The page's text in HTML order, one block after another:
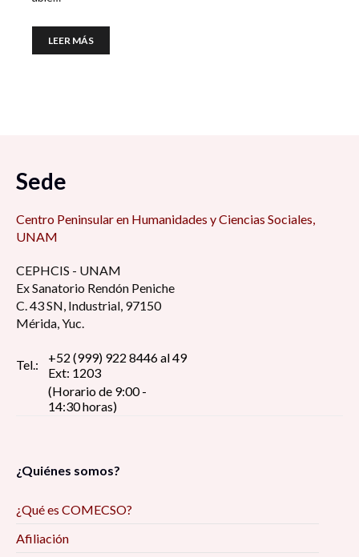
LEER MÁS
Sede
Centro Peninsular en Humanidades y Ciencias Sociales,
UNAM
CEPHCIS - UNAM
Ex Sanatorio Rendón Peniche
C. 43 SN, Industrial, 97150
Mérida, Yuc.
Tel.:
+52 (999) 922 8446 al 49
Ext: 1203
(Horario de 9:00 -
14:30 horas)
¿Quiénes somos?
¿Qué es COMECSO?
Afiliación